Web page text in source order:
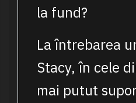
la fund?
La întrebarea
Stacy, în cele
mai putut